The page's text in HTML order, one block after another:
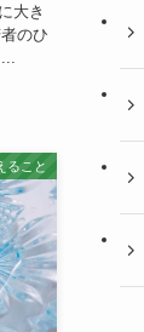
大き
のひ
ること